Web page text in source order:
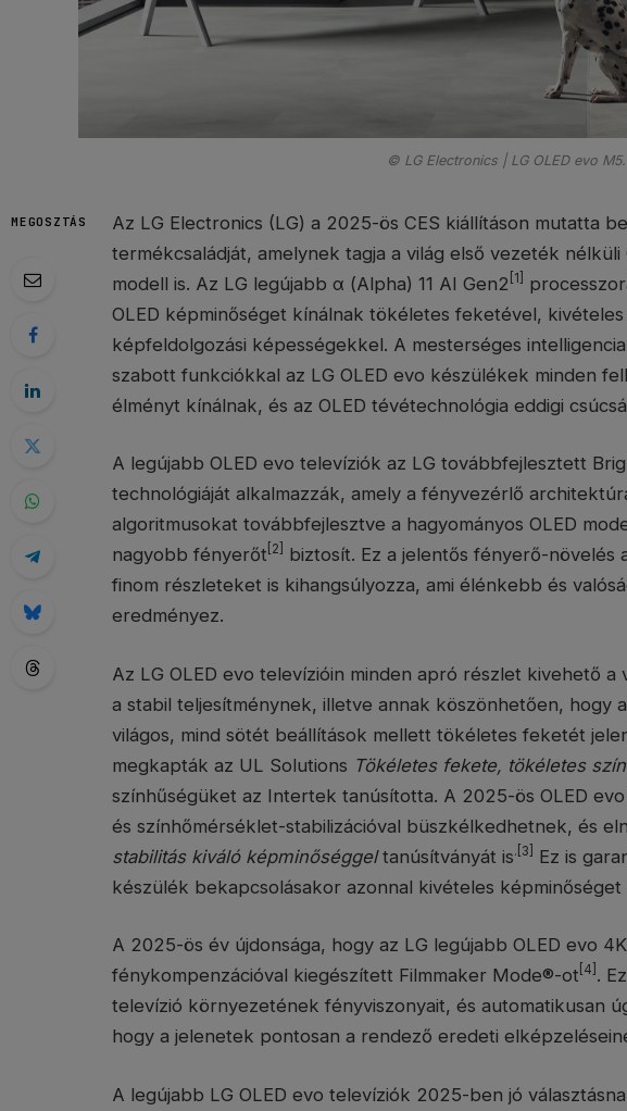
© LG Electronics | LG OLED evo M5.
MEGOSZTÁS
Az LG Electronics (LG) a 2025-ös CES kiállításon mutatta
termékcsaládját, amelynek tagja a világ első vezeték nélküli
modell is. Az LG legújabb α (Alpha) 11 AI Gen2 [1]
OLED képminőséget kínálnak tökéletes feketével,
képfeldolgozási képességekkel. A mesterséges
szabott funkciókkal az LG OLED evo készülékek minden
élményt kínálnak, és az OLED tévétechnológia eddigi
A legújabb OLED evo televíziók az LG továbbfejlesztett
technológiáját alkalmazzák, amely a fényvezérlő
algoritmusokat továbbfejlesztve a hagyományos OLED
nagyobb fényerőt [2]
biztosít. Ez a jelentős fényerő-
finom részleteket is kihangsúlyozza, ami élénkebb és
eredményez.
Az LG OLED evo televízióin minden apró részlet kivehető a
a stabil teljesítménynek, illetve annak köszönhetően, hogy
világos, mind sötét beállítások mellett tökéletes feketét
megkapták az UL Solutions Tökéletes fekete, tökéletes szín
színhűségüket az Intertek tanúsította. A 2025-ös OLED
és színhőmérséklet-stabilizációval büszkélkedhetnek, és
stabilitás kiváló képminőséggeltanúsítványát is.[3]
Ez is
készülék bekapcsolásakor azonnal kivételes képminőséget
A 2025-ös év újdonsága, hogy az LG legújabb OLED evo
fénykompenzációval kiegészített Filmmaker Mode®-ot [4] .
televízió környezetének fényviszonyait, és automatikusan
hogy a jelenetek pontosan a rendező eredeti
A legújabb LG OLED evo televíziók 2025-ben jó